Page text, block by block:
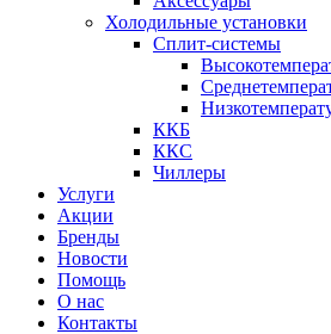
Холодильные установки
Сплит-системы
ККБ
ККС
Чиллеры
Услуги
Акции
Бренды
Новости
Помощь
О нас
Контакты